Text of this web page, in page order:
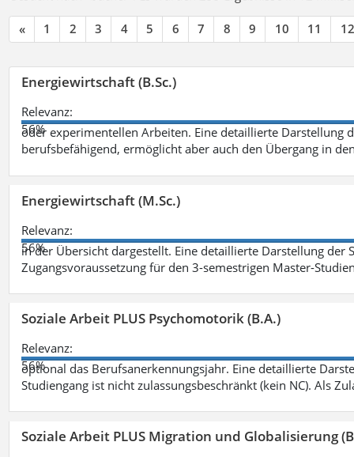
« 1 2 3 4 5 6 7 8 9 10 11 12
Energiewirtschaft (B.Sc.)
Relevanz:
56%
oder experimentellen Arbeiten. Eine detaillierte Darstellung
berufsbefähigend, ermöglicht aber auch den Übergang in
Energiewirtschaft (M.Sc.)
Relevanz:
56%
in der Übersicht dargestellt. Eine detaillierte Darstellung der
Zugangsvoraussetzung für den 3-semestrigen Master-
Soziale Arbeit PLUS Psychomotorik (B.A.)
Relevanz:
56%
optional das Berufsanerkennungsjahr. Eine detaillierte
Studiengang ist nicht zulassungsbeschränkt (kein NC). Als
Soziale Arbeit PLUS Migration und Globalisierung